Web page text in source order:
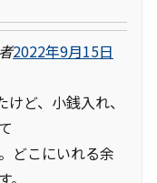
2022年9月15日
ど、小銭入れ、
どこにいれる余